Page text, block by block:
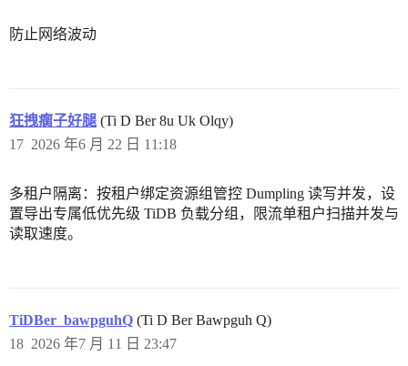
防止网络波动
狂拽瘸子好腿 (Ti D Ber 8u Uk Olqy)
2026 年6 月 22 日 11:18
17
多租户隔离：按租户绑定资源组管控 Dumpling 读写并发，设
置导出专属低优先级 TiDB 负载分组，限流单租户扫描并发与
读取速度。
TiDBer_bawpguhQ (Ti D Ber Bawpguh Q)
2026 年7 月 11 日 23:47
18